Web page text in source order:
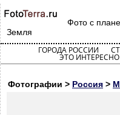
Фото с
Земля
ГОРОДА РОССИИ
ЭТО ИНТЕРЕСНО
Фотографии > Россия >